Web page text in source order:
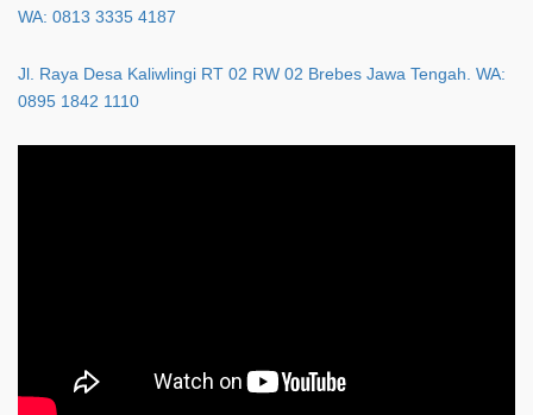
WA: 0813 3335 4187
Jl. Raya Desa Kaliwlingi RT 02 RW 02 Brebes Jawa Tengah. WA:
0895 1842 1110